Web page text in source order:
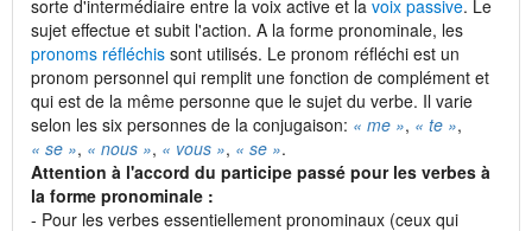
sorte d'intermédiaire entre la voix active et la voix passive. Le
sujet effectue et subit l'action. A la forme pronominale, les
pronoms réfléchis sont utilisés. Le pronom réfléchi est un
pronom personnel qui remplit une fonction de complément et
qui est de la même personne que le sujet du verbe. Il varie
selon les six personnes de la conjugaison: « me », « te »,
« se », « nous », « vous », « se ».
Attention à l'accord du participe passé pour les verbes à
la forme pronominale :
- Pour les verbes essentiellement pronominaux (ceux qui